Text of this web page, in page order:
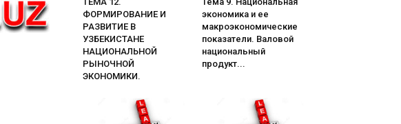
ФОРМИРОВАНИЕ И
РАЗВИТИЕ В
УЗБЕКИСТАНЕ
НАЦИОНАЛЬНОЙ
РЫНОЧНОЙ
ЭКОНОМИКИ.
экономика и ее
макроэкономические
показатели. Валовой
национальный
продукт...